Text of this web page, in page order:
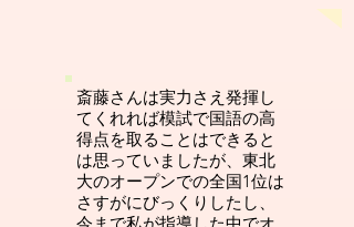
斎藤さんは実力さえ発揮し
てくれれば模試で国語の高
得点を取ることはできると
は思っていましたが、東北
大のオープンでの全国1位は
さすがにびっくりしたし、